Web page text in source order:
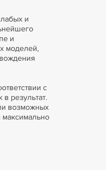
и
и
моделей,
с
результат.
возможных
максимально